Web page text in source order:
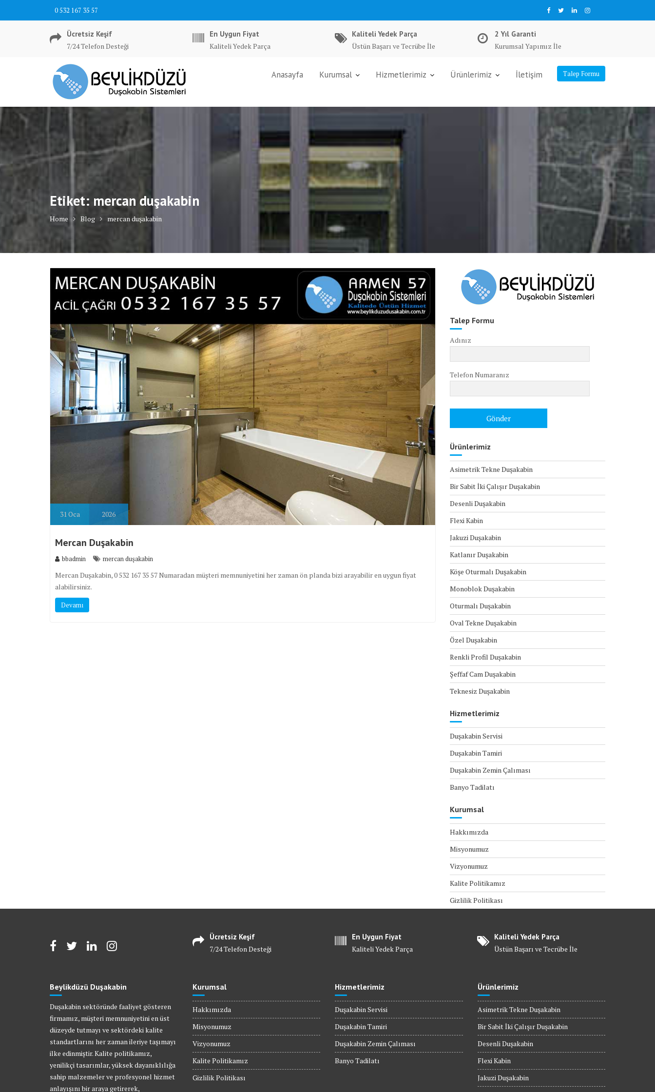
0 532 167 35 57
Ücretsiz Keşif
7/24 Telefon Desteği
En Uygun Fiyat
Kaliteli Yedek Parça
Kaliteli Yedek Parça
Üstün Başarı ve Tecrübe İle
2 Yıl Garanti
Kurumsal Yapımız İle
Talep Formu
Anasayfa Kurumsal Hizmetlerimiz Ürünlerimiz İletişim
Etiket: mercan duşakabin
Home Blog mercan duşakabin
31Oca 2026
Mercan Duşakabin
bbadmin mercan duşakabin
Mercan Duşakabin, 0 532 167 35 57 Numaradan müşteri memnuniyetini her zaman ön planda bizi arayabilir en uygun fiyat
alabilirsiniz.
Devamı
Talep Formu
Adınız
Telefon Numaranız
Ürünlerimiz
Asimetrik Tekne Duşakabin
Bir Sabit İki Çalışır Duşakabin
Desenli Duşakabin
Flexi Kabin
Jakuzi Duşakabin
Katlanır Duşakabin
Köşe Oturmalı Duşakabin
Monoblok Duşakabin
Oturmalı Duşakabin
Oval Tekne Duşakabin
Özel Duşakabin
Renkli Profil Duşakabin
Şeffaf Cam Duşakabin
Teknesiz Duşakabin
Hizmetlerimiz
Duşakabin Servisi
Duşakabin Tamiri
Duşakabin Zemin Çalıması
Banyo Tadilatı
Kurumsal
Hakkımızda
Misyonumuz
Vizyonumuz
Kalite Politikamız
Gizlilik Politikası
Ücretsiz Keşif
7/24 Telefon Desteği
En Uygun Fiyat
Kaliteli Yedek Parça
Kaliteli Yedek Parça
Üstün Başarı ve Tecrübe İle
Beylikdüzü Duşakabin
Duşakabin sektöründe faaliyet gösteren
firmamız, müşteri memnuniyetini en üst
düzeyde tutmayı ve sektördeki kalite
standartlarını her zaman ileriye taşımayı
ilke edinmiştir. Kalite politikamız,
yenilikçi tasarımlar, yüksek dayanıklılığa
sahip malzemeler ve profesyonel hizmet
anlayışını bir araya getirerek,
Kurumsal
Hakkımızda
Misyonumuz
Vizyonumuz
Kalite Politikamız
Gizlilik Politikası
Hizmetlerimiz
Duşakabin Servisi
Duşakabin Tamiri
Duşakabin Zemin Çalıması
Banyo Tadilatı
Ürünlerimiz
Asimetrik Tekne Duşakabin
Bir Sabit İki Çalışır Duşakabin
Desenli Duşakabin
Flexi Kabin
Jakuzi Duşakabin